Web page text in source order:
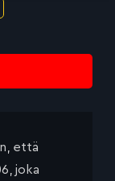
että
joka